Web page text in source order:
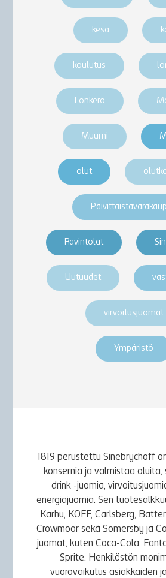
kesä
koulutus
Lonkero
Muumi
olut
Ravintolat
Uutuudet
virvoitusjuomat
Ympäristö
1819 perustettu Sinebrychoff
konsernia ja valmistaa oluita,
drink -juomia,
energiajuomia. Sen
Karhu, KOFF, Carlsberg,
Crowmoor sekä Somersby ja
juomat, kuten Coca-Cola,
Sprite. Henkilöstön
vuorovaikutus asiakkaiden